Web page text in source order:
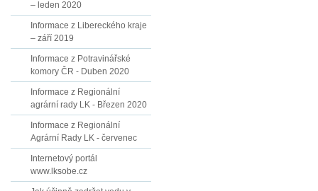
– leden 2020
Informace z Libereckého kraje
– září 2019
Informace z Potravinářské
komory ČR - Duben 2020
Informace z Regionální
agrární rady LK - Březen 2020
Informace z Regionální
Agrární Rady LK - červenec
Internetový portál
www.lksobe.cz